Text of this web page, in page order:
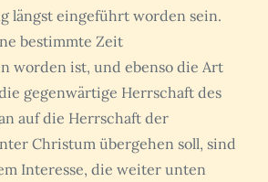
längst eingeführt worden sein.
bestimmte Zeit
worden ist, und ebenso die Art
gegenwärtige Herrschaft des
auf die Herrschaft der
Christum übergehen soll, sind
Interesse, die weiter unten